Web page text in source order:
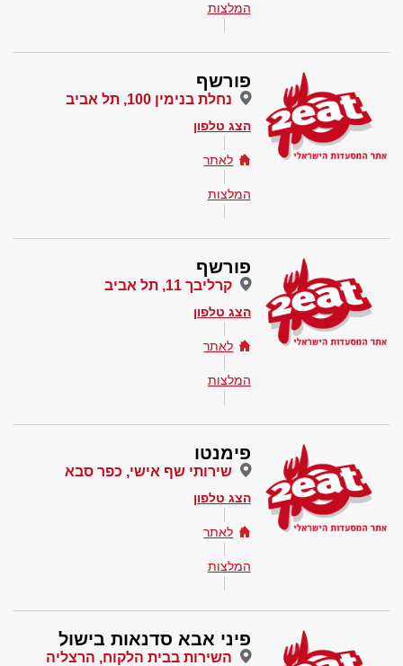
המלצות
פורשף
נחלת בנימין 100, תל אביב
הצג טלפון
לאתר
המלצות
פורשף
קרליבך 11, תל אביב
הצג טלפון
לאתר
המלצות
פימנטו
שירותי שף אישי, כפר סבא
הצג טלפון
לאתר
המלצות
פיני אבא סדנאות בישול
השירות בבית הלקוח, הרצליה